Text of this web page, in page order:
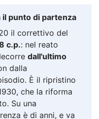
il punto di partenza
il correttivo del
c.p.: nel reato
dall'ultimo
dalla
È il ripristino
che la riforma
Su una
è di anni, e va